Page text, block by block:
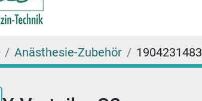
Anästhesie-Zubehör 1904231483